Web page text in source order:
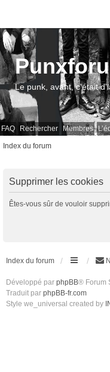
FAQ Rechercher Membres
Le punk, avant, c'était
Index du forum
Supprimer les cookies
Êtes-vous sûr de vouloir
Index du forum
Développé par phpBB® Forum
Traduit par phpBB-fr.com
Style we_universal created by